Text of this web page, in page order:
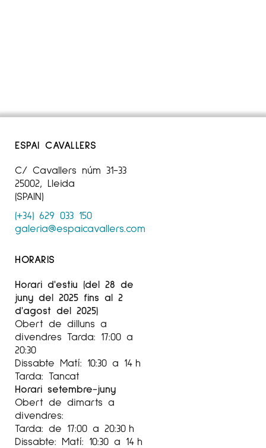
ESPAI CAVALLERS
C/ Cavallers núm 31-33
25002, Lleida
(SPAIN)
(+34) 629 033 150
galeria@espaicavallers.com
HORARIS
Horari d'estiu (del 28 de
juny del 2025 fins al 2
d'agost del 2025)
Obert de dilluns a
divendres Tarda: 17:00 a
20:30
Dissabte Matí: 10:30 a 14 h
Tarda: Tancat
Horari setembre-juny
Obert de dimarts a
divendres:
Tarda: de 17:00 a 20:30 h
Dissabte: Matí: 10:30 a 14 h